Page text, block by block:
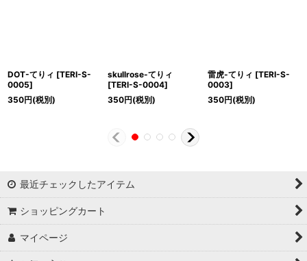
DOT-てりィ [TERI-S-
0005]
350円(税別)
skullrose-てりィ
[TERI-S-0004]
350円(税別)
雷虎-てりィ [TERI-S-
0003]
350円(税別)
最近チェックしたアイテム
ショッピングカート
マイページ